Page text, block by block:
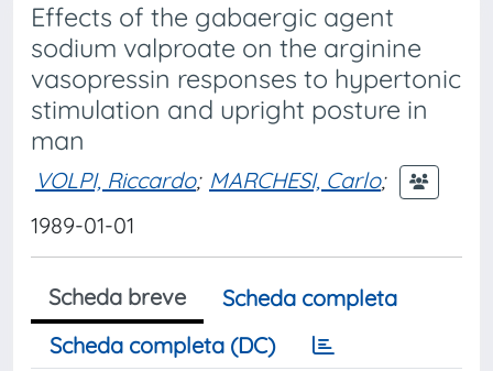
Effects of the gabaergic agent
sodium valproate on the arginine
vasopressin responses to hypertonic
stimulation and upright posture in
man
VOLPI, Riccardo; MARCHESI, Carlo;
1989-01-01
Scheda breve
Scheda completa
Scheda completa (DC)